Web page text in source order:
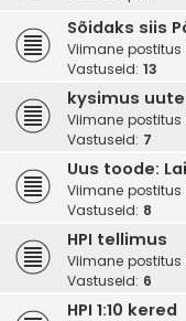
Sõidaks siis
Viimane postitus
Vastuseid: 13
kysimus
Viimane postitus
Vastuseid: 7
Uus toode:
Viimane postitus
Vastuseid: 8
HPI tellimus
Viimane postitus
Vastuseid: 6
HPI 1:10 kered